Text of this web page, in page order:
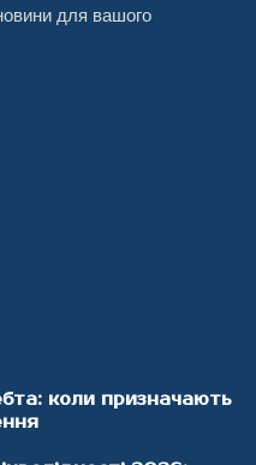
для вашого
коли призначають